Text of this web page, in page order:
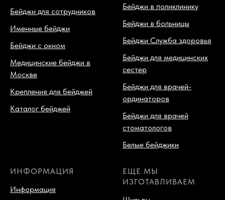
Бейджи для сотрудников
Именные бейджи
Бейджи с окном
Медицинские бейджи в
Москве
Крепления для бейджей
Каталог бейджей
Бейджи в поликлинику
Бейджи в больницы
Бейджи Служба здоровья
Бейджи для медицинских
сестер
Бейджи для врачей-
ординаторов
Бейджи для врачей
стоматологов
Белые бейджики
ИНФОРМАЦИЯ
Информация
ЕЩЕ МЫ
ИЗГОТАВЛИВАЕМ